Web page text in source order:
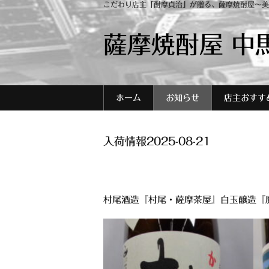
こだわり店主「酎摩貞治」が贈る、薩摩焼酎屋～
薩摩焼酎屋 中
ホーム お知らせ 店主おすす
入荷情報2025-08-21
村尾酒造『村尾・薩摩茶屋』白玉醸造『